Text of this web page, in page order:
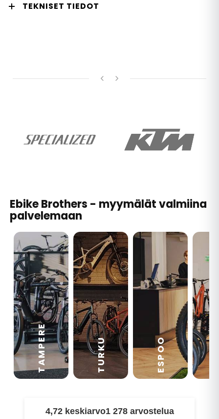
TEKNISET TIEDOT
Ebike Brothers - myymälät valmiina
palvelemaan
TAMPERE TURKU ESPOO
4,72 keskiarvo1 278 arvostelua